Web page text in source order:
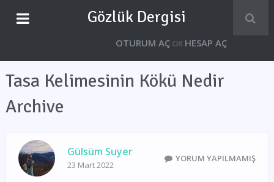
Gözlük Dergisi
OTURUM AÇOR HESAP AÇ
Tasa Kelimesinin Kökü Nedir
Archive
Gülsüm Suyer
23 Mart 2022
YORUM YAPILMAMIŞ